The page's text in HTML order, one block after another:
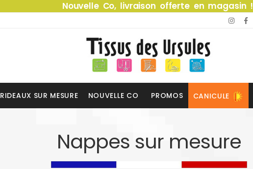
Nouvelle Co, livraison offerte en magasin !
RIDEAUX SUR MESURE NOUVELLE CO PROMOS CANICULE
Nappes sur mesure